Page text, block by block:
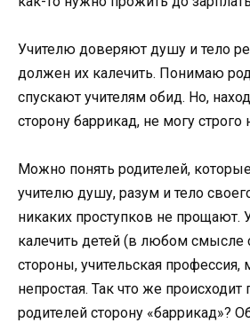
Учителю доверяют душу и тело
должен их калечить. Понимаю
спускают учителям обид. Но,
сторону баррикад, не могу строго
Можно понять родителей,
учителю душу, разум и тело
никаких проступков не прощают.
калечить детей (в любом смысле
стороны, учительская профессия,
непростая. Так что же происходит
родителей сторону «баррикад»?